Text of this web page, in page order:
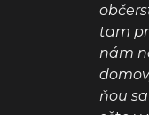
tam
nám
ňou